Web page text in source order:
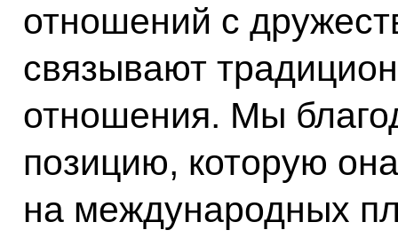
отношений с
связывают
отношения. Мы
позицию, которую
на международных